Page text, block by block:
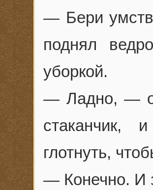
— Бери
поднял
уборкой.
— Ладно, —
стаканчик,
глотнуть,
— Конечно. И